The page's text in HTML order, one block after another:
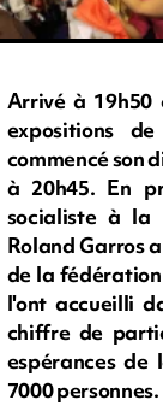
Arrivé à 19h50
expositions
commencé son
à 20h45. En
socialiste à la
Roland Garros
de la
l'ont accueilli
chiffre de
espérances
7000 personnes.